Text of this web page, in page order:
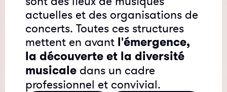
actuelles et des organisations de
concerts. Toutes ces structures
mettent en avant l'émergence,
la découverte et la diversité
musicale dans un cadre
professionnel et convivial.